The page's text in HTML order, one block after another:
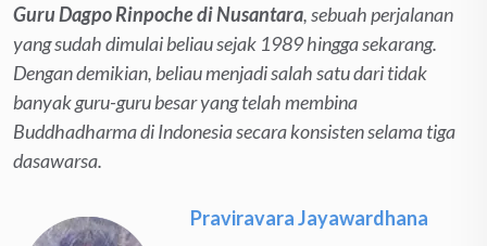
Guru Dagpo Rinpoche di Nusantara, sebuah perjalanan
yang sudah dimulai beliau sejak 1989 hingga sekarang.
Dengan demikian, beliau menjadi salah satu dari tidak
banyak guru-guru besar yang telah membina
Buddhadharma di Indonesia secara konsisten selama tiga
dasawarsa.
Praviravara Jayawardhana